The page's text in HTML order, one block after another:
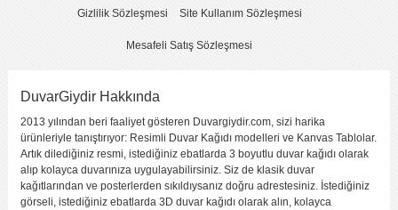
Gizlilik Sözleşmesi Site Kullanım Sözleşmesi
Mesafeli Satış Sözleşmesi
DuvarGiydir Hakkında
2013 yılından beri faaliyet gösteren Duvargiydir.com, sizi harika
ürünleriyle tanıştırıyor: Resimli Duvar Kağıdı modelleri ve Kanvas Tablolar.
Artık dilediğiniz resmi, istediğiniz ebatlarda 3 boyutlu duvar kağıdı olarak
alıp kolayca duvarınıza uygulayabilirsiniz. Siz de klasik duvar
kağıtlarından ve posterlerden sıkıldıysanız doğru adrestesiniz. İstediğiniz
görseli, istediğiniz ebatlarda 3D duvar kağıdı olarak alın, kolayca